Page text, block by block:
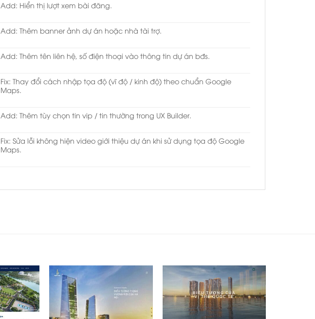
Add: Hiển thị lượt xem bài đăng.
Add: Thêm banner ảnh dự án hoặc nhà tài trợ.
Add: Thêm tên liên hệ, số điện thoại vào thông tin dự án bđs.
Fix: Thay đổi cách nhập tọa độ (vĩ độ / kinh độ) theo chuẩn Google
Maps.
Add: Thêm tùy chọn tin vip / tin thường trong UX Builder.
Fix: Sửa lỗi không hiện video giới thiệu dự án khi sử dụng tọa độ Google
Maps.